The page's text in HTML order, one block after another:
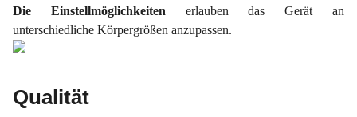
Die Einstellmöglichkeiten erlauben das Gerät an
unterschiedliche Körpergrößen anzupassen.
Qualität